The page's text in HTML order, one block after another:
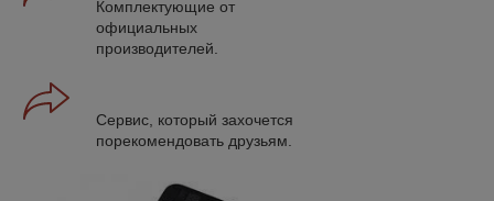
Комплектующие от
официальных
производителей.
Сервис, который захочется
порекомендовать друзьям.